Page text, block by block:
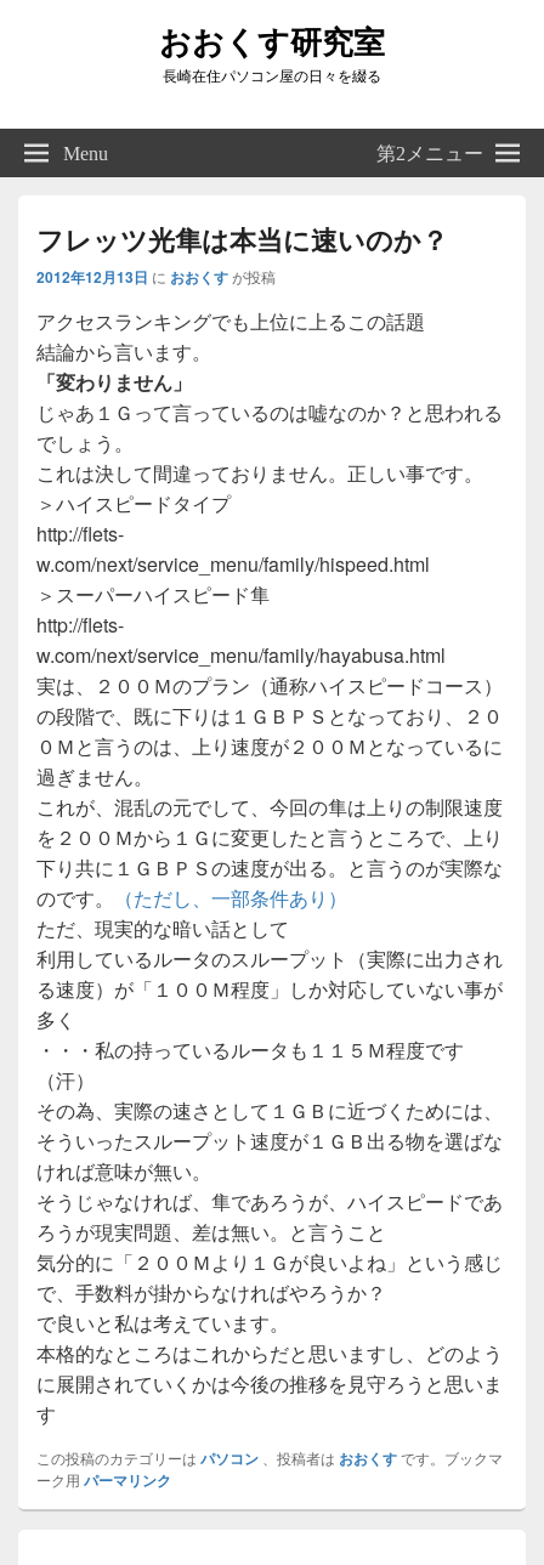
おおくす研究室
長崎在住パソコン屋の日々を綴る
Right
Sidebar
Widget
Menu 第2メニュー
フレッツ光隼は本当に速いのか？
2012年12月13日 に おおくすが投稿
アクセスランキングでも上位に上るこの話題
結論から言います。
「変わりません」
じゃあ１Ｇって言っているのは嘘なのか？と思われる
でしょう。
これは決して間違っておりません。正しい事です。
＞ハイスピードタイプ
http://flets-
w.com/next/service_menu/family/hispeed.html
＞スーパーハイスピード隼
http://flets-
w.com/next/service_menu/family/hayabusa.html
実は、２００Ｍのプラン（通称ハイスピードコース）
の段階で、既に下りは１ＧＢＰＳとなっており、２０
０Ｍと言うのは、上り速度が２００Ｍとなっているに
過ぎません。
これが、混乱の元でして、今回の隼は上りの制限速度
を２００Ｍから１Ｇに変更したと言うところで、上り
下り共に１ＧＢＰＳの速度が出る。と言うのが実際な
のです。
（ただし、一部条件あり）
ただ、現実的な暗い話として
利用しているルータのスループット（実際に出力され
る速度）が「１００Ｍ程度」しか対応していない事が
多く
・・・私の持っているルータも１１５Ｍ程度です
（汗）
その為、実際の速さとして１ＧＢに近づくためには、
そういったスループット速度が１ＧＢ出る物を選ばな
ければ意味が無い。
そうじゃなければ、隼であろうが、ハイスピードであ
ろうが現実問題、差は無い。と言うこと
気分的に「２００Ｍより１Ｇが良いよね」という感じ
で、手数料が掛からなければやろうか？
で良いと私は考えています。
本格的なところはこれからだと思いますし、どのよう
に展開されていくかは今後の推移を見守ろうと思いま
す
この投稿のカテゴリーは パソコン 、投稿者は おおくすです。ブックマ
ーク用 パーマリンク